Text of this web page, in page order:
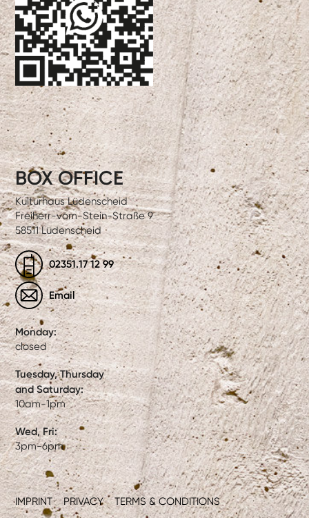
IMPRINT PRIVACY TERMS & CONDITIONS
BOX OFFICE
Kulturhaus Lüdenscheid
Freiherr-vom-Stein-Straße 9
58511 Lüdenscheid
02351.17 12 99
Email
Monday:
closed
Tuesday, Thursday
and Saturday:
10am-1pm
Wed, Fri:
3pm-6pm